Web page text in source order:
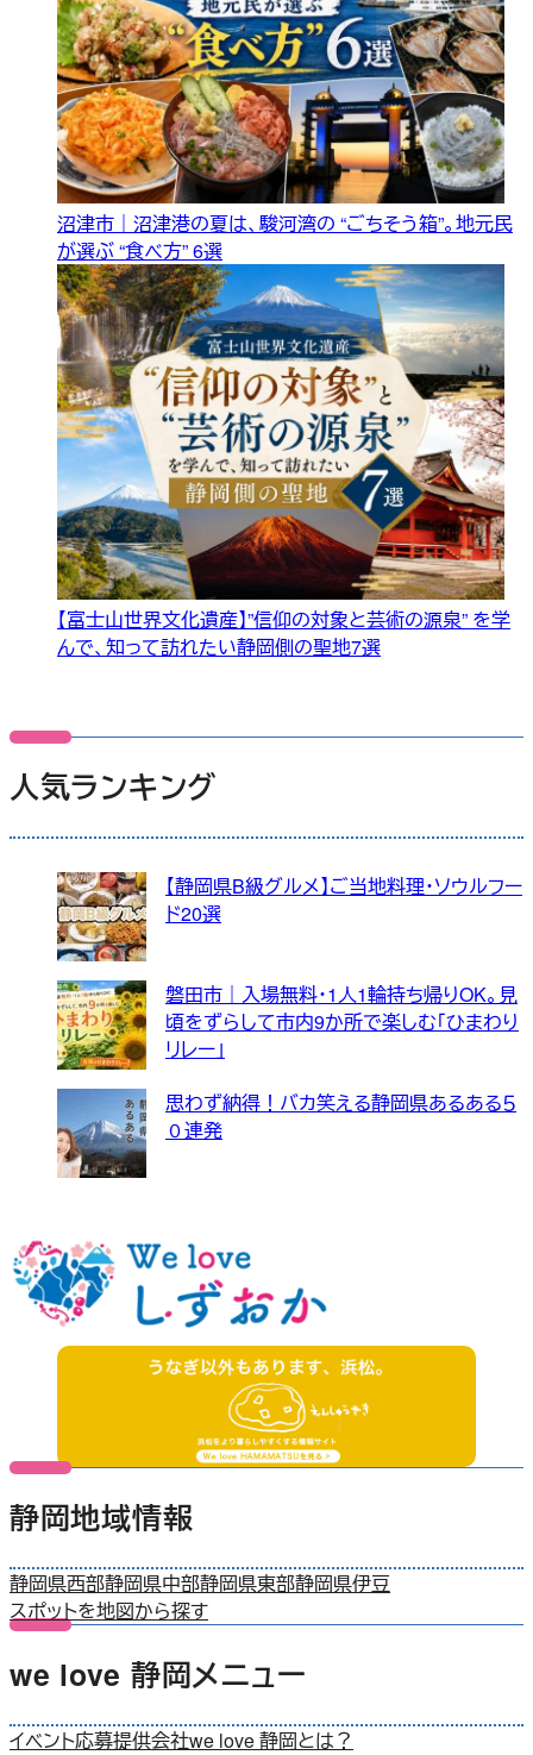
沼津市｜沼津港の夏は、駿河湾の “ごちそう箱”。地元民
が選ぶ “食べ方” 6選
【富士山世界文化遺産】”信仰の対象と芸術の源泉” を学
んで、知って訪れたい静岡側の聖地7選
人気ランキング
【静岡県B級グルメ】ご当地料理・ソウルフー
ド20選
磐田市｜入場無料・1人1輪持ち帰りOK。見
頃をずらして市内9か所で楽しむ「ひまわり
リレー」
思わず納得！バカ笑える静岡県あるある５
０連発
静岡地域情報
静岡県西部静岡県中部静岡県東部静岡県伊豆
スポットを地図から探す
we love 静岡メニュー
イベント応募提供会社we love 静岡とは？